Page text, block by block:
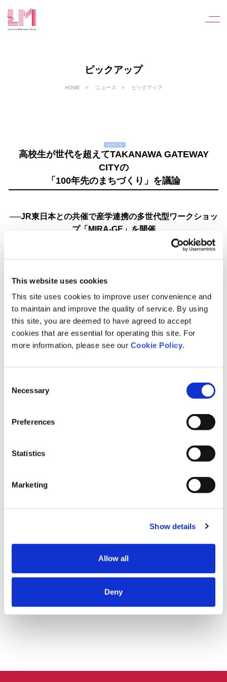
This website uses cookies
This site uses cookies to improve user convenience and
to maintain and improve the quality of service. By using
this site, you are deemed to have agreed to accept
cookies that are essential for operating this site. For
more information, please see our Cookie Policy.
Selection
Necessary
Preferences
Statistics
Marketing
Show details
Allow all
Deny
ピックアップ
HOME ニュース ピックアップ
イベント
高校⽣が世代を超えてTAKANAWA GATEWAY
CITYの
「100年先のまちづくり」を議論
──JR東日本との共催で産学連携の多世代型ワークショッ
プ「MIRA-GE」を開催
株式会社リンクアンドモチベーション（本社：東京都中央区、代表：
小笹芳央、証券コード：2170）が設立した一般社団法人エッジソン・
マネジメント協会は、2026年5月9日（土）、一般社団法人高輪ゲート
ウェイエリアマネジメントとの共催で、JR東日本（TAKANAWA
GATEWAY CITY）の協力のもと、次世代共創リーダー育成を目的とし
した。
記事をシェアする